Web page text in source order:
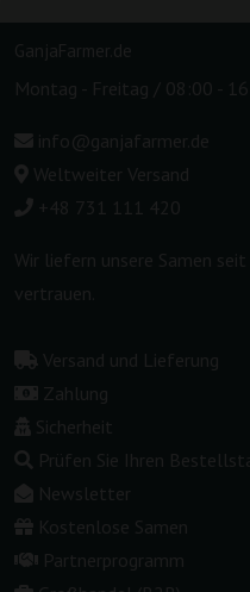
GanjaFarmer.de
Montag - Freitag / 08:00 -
info@ganjafarmer.de
Weltweiter Versand
+48 731 111 420
Wir liefern unsere Samen
vertrauen.
Versand und Lieferung
Zahlung
Sicherheit
Prüfen Sie Ihren
Newsletter
Kostenlose Samen
Partnerprogramm